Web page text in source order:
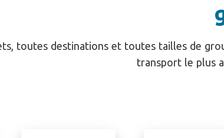
toutes destinations et toutes tailles de
transport le plus